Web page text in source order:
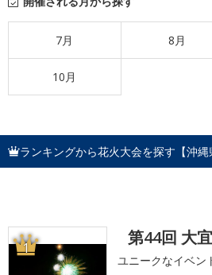
7月 8月
10月
ランキングから花火大会を探す【沖縄
1 第44回 大
ユニークなイベン